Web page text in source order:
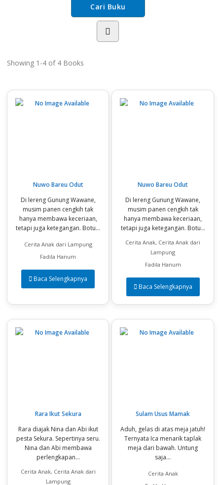
Showing 1-4 of 4 Books
Nuwo Bareu Odut
Di lereng Gunung Wawane,
musim panen cengkih tak
hanya membawa keceriaan,
tetapi juga ketegangan. Botu...
Cerita Anak dari Lampung
Fadila Hanum
Baca Selengkapnya
Nuwo Bareu Odut
Di lereng Gunung Wawane,
musim panen cengkih tak
hanya membawa keceriaan,
tetapi juga ketegangan. Botu...
Cerita Anak, Cerita Anak dari
Lampung
Fadila Hanum
Baca Selengkapnya
Rara Ikut Sekura
Rara diajak Nina dan Abi ikut
pesta Sekura. Sepertinya seru.
Nina dan Abi membawa
perlengkapan...
Cerita Anak, Cerita Anak dari
Lampung
Sulam Usus Mamak
Aduh, gelas di atas meja jatuh!
Ternyata Ica menarik taplak
meja dari bawah. Untung
saja...
Cerita Anak